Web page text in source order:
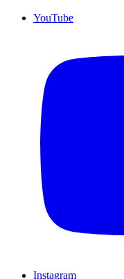
YouTube
Instagram